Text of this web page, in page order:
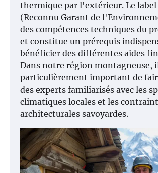
thermique par l'extérieur. Le label
(Reconnu Garant de
des compétences techniques du
et constitue un prérequis
bénéficier des différentes aides
Dans notre région montagneuse,
particulièrement important de
des experts familiarisés avec les
climatiques locales et les
architecturales savoyardes.